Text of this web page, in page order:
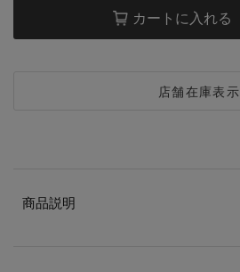
カートに入れる
店舗在庫表示
商品説明